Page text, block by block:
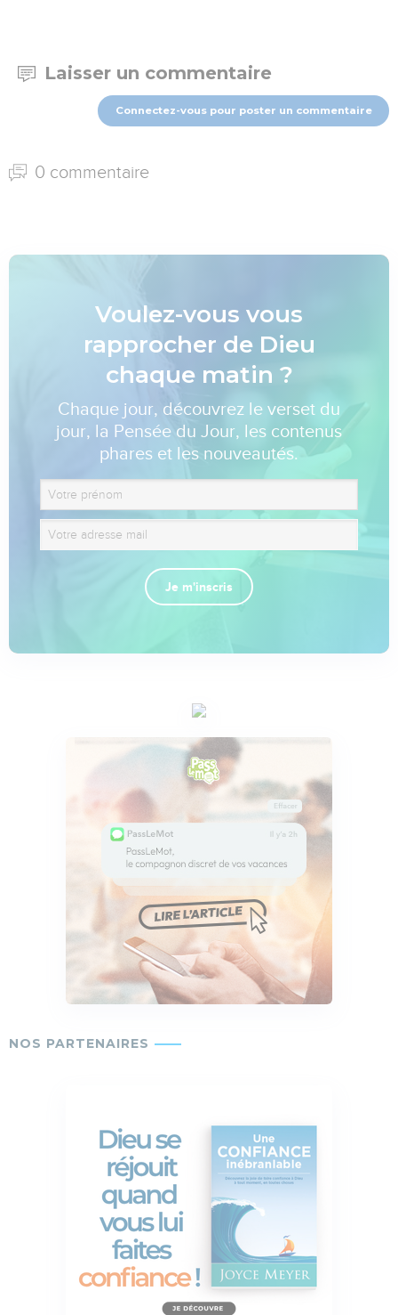
Laisser un commentaire
Connectez-vous pour poster un commentaire
0 commentaire
Voulez-vous vous
rapprocher de Dieu
chaque matin ?
Chaque jour, découvrez le verset du
jour, la Pensée du Jour, les contenus
phares et les nouveautés.
Je m'inscris